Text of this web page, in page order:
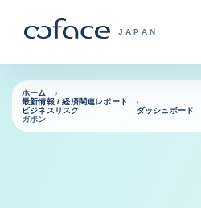
COFACE
JAPAN
ホームに戻る
ホーム
最新情報 / 経済関連レポート
ビジネスリスク ダッシュボード
ガボン